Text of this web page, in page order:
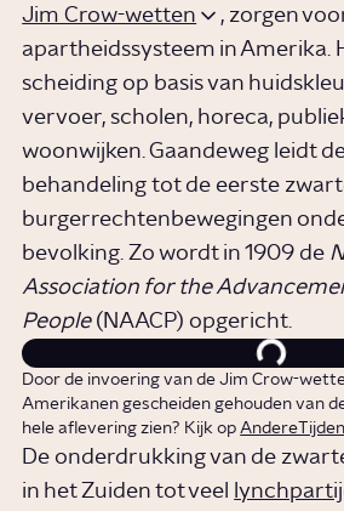
Jim Crow-wetten
, zorgen
apartheidssysteem in Amerika.
scheiding op basis van
vervoer, scholen, horeca,
woonwijken. Gaandeweg leidt
behandeling tot de eerste
burgerrechtenbewegingen
bevolking. Zo wordt in 1909 de
Association for the
People(NAACP) opgericht.
Door de invoering van de Jim Crow-
Amerikanen gescheiden gehouden van
hele aflevering zien? Kijk op
De onderdrukking van de
in het Zuiden tot veel